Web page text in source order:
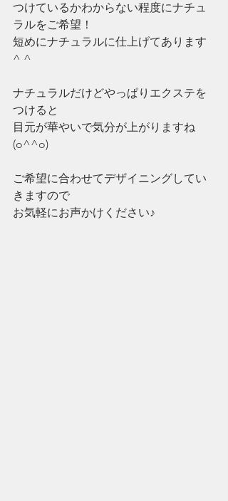
つけているかわからない程度にナチュ
ラルをご希望！
短めにナチュラルに仕上げてあります
^ ^
ナチュラルだけどやっぱりエクステを
つけると
目元が華やいで気分が上がりますね
(o^^o)
ご希望に合わせてデザイニングしてい
きますので
お気軽にお声かけください♪